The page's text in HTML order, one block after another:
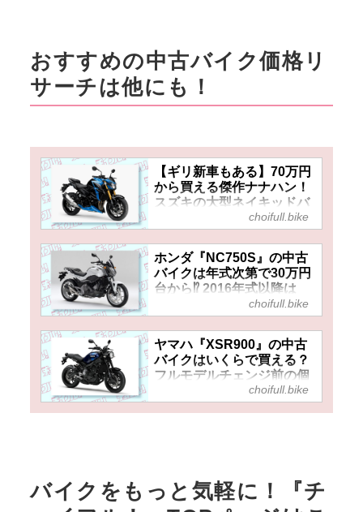
おすすめの中古バイク価格リ
サーチは他にも！
【ギリ新車もある】70万円
から買える傑作ナナハン！
スズキの大型ネイキッドバ
イク『GSX-S750』は今な
ら意外とお得かも……？
choifull.bike
ホンダ『NC750S』の中古
バイクは年式次第で30万円
台から⁉ 2016年式以降は
ETC・グリップヒーターも
装備したパッケージをお得
に狙えるかも！
choifull.bike
ヤマハ『XSR900』の中古
バイクはいくらで買える？
フルモデルチェンジ前の個
体ならかなりお得に狙える
かも……？
choifull.bike
バイクをもっと気軽に！『チ